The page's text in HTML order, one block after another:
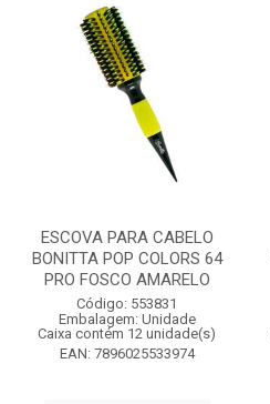
ESCOVA PARA CABELO
BONITTA POP COLORS 64
PRO FOSCO AMARELO
Código: 553831
Embalagem: Unidade
Caixa contém 12 unidade(s)
EAN: 7896025533974